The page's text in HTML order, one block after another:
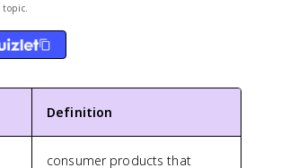
Definition
consumer products that